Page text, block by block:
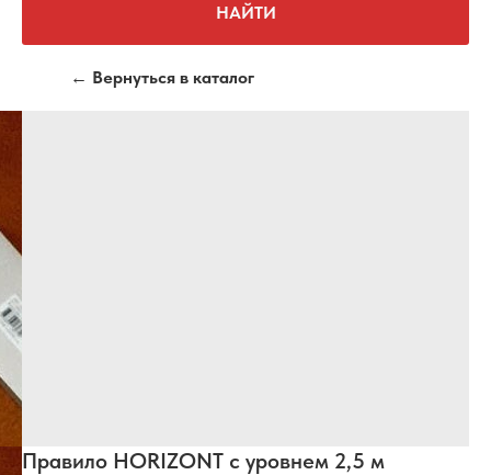
НАЙТИ
← Вернуться в каталог
Правило HORIZONT с уровнем 2,5 м